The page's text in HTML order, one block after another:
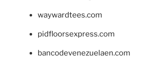
waywardtees.com
pidfloorsexpress.com
bancodevenezuelaen.com